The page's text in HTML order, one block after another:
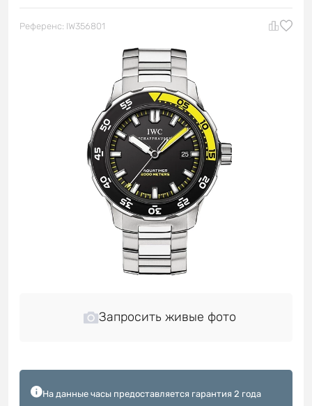
Референс: IW356801
Запросить живые фото
На данные часы предоставляется гарантия 2 года